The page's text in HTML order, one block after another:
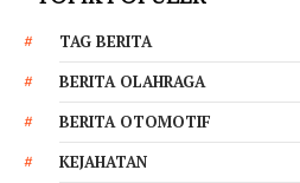
TAG BERITA
BERITA OLAHRAGA
BERITA OTOMOTIF
KEJAHATAN